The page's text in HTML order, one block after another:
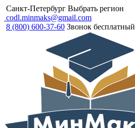
Санкт-Петербург Выбрать регион
codl.minmaks@gmail.com
8 (800) 600-37-60 Звонок бесплатный